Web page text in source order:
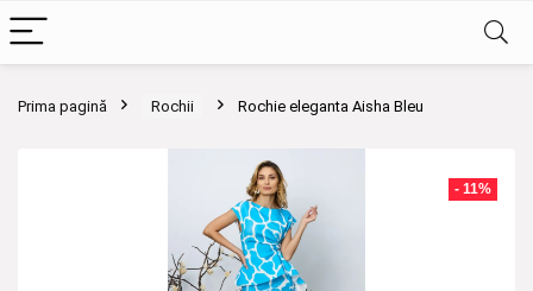
Prima pagină Rochii Rochie eleganta Aisha Bleu
- 11%